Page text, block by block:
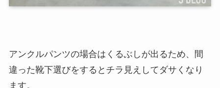
アンクルパンツの場合はくるぶしが出るため、間
違った靴下選びをするとチラ見えしてダサくなり
ます。